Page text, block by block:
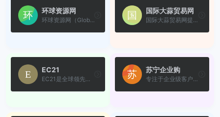
环球资源网
环球资源网（Global Sources...
国际大蒜贸易网
国际大蒜贸易网提供最新大蒜...
EC21
EC21是全球领先的B2B电子商务...
苏宁企业购
专注于企业级客户采购服务的B...